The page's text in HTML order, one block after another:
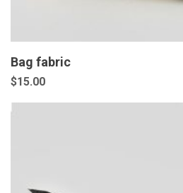
Bag fabric
$15.00